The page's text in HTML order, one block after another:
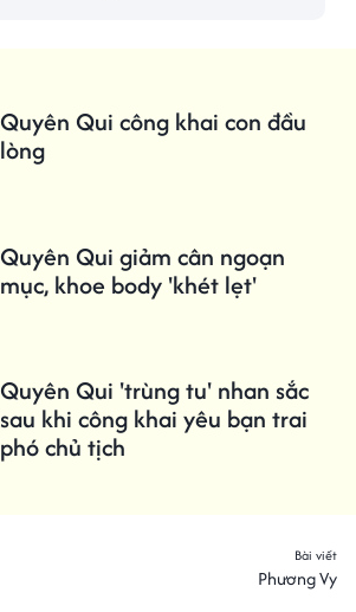
Quyên Qui công khai con đầu
lòng
Quyên Qui giảm cân ngoạn
mục, khoe body 'khét lẹt'
Quyên Qui 'trùng tu' nhan sắc
sau khi công khai yêu bạn trai
phó chủ tịch
Bài viết
Phương Vy